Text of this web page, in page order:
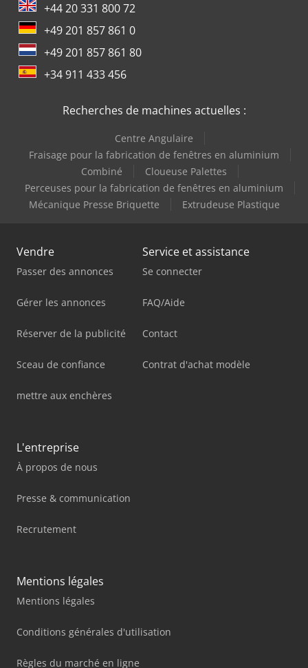
+44 20 331 800 72
+49 201 857 861 0
+49 201 857 861 80
+34 911 433 456
Recherches de machines actuelles :
Centre Angulaire
Fraisage pour la fabrication de fenêtres en aluminium
Combiné
Cloueuse Palettes
Perceuses pour la fabrication de fenêtres en aluminium
Mécanique Presse Briquette
Extrudeuse Plastique
Vendre
Passer des annonces
Gérer les annonces
Réserver de la publicité
Sceau de confiance
mettre aux enchères
Service et assistance
Se connecter
FAQ/Aide
Contact
Contrat d'achat modèle
L'entreprise
À propos de nous
Presse & communication
Recrutement
Mentions légales
Mentions légales
Conditions générales d'utilisation
Règles du marché en ligne